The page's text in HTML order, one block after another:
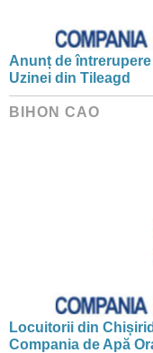
Anunț de
Uzinei din Tileagd
BIHON CAO
Locuitorii din
Compania de Apă